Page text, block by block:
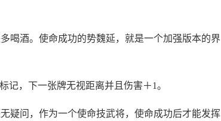
喝酒。使命成功的势魏延，就是一个加强版本的界
记，下一张牌无视距离并且伤害＋1。
疑问，作为一个使命技武将，使命成功后才能发挥